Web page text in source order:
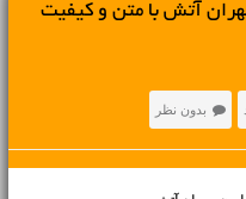
آتش با متن و کیفیت
بدون نظر